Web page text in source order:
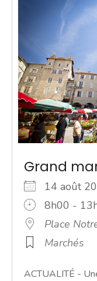
Grand
14 août
8h00 -
Place
Marchés
ACTUALITÉ -